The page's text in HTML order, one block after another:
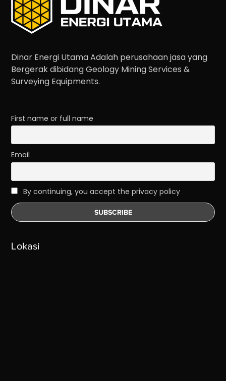
Dinar Energi Utama Adalah perusahaan jasa yang
Bergerak dibidang Geology Mining Services &
Surveying Equipments.
First name or full name
Email
By continuing, you accept the privacy policy
Lokasi